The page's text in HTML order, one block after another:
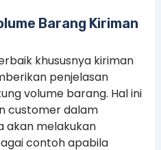
Barang Kiriman
khususnya kiriman
penjelasan
volume barang. Hal ini
customer dalam
akan melakukan
contoh apabila